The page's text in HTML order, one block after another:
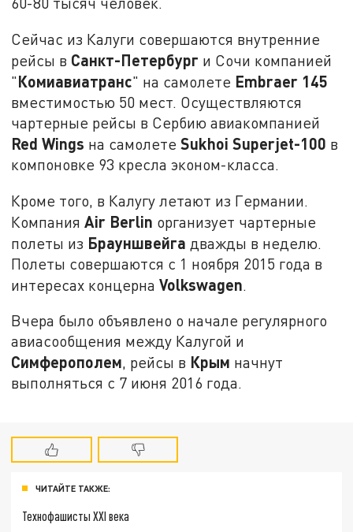
Сейчас из Калуги совершаются внутренние
рейсы в Санкт-Петербург и Сочи компанией
"Комиавиатранс" на самолете Embraer 145
вместимостью 50 мест. Осуществляются
чартерные рейсы в Сербию авиакомпанией
Red Wings на самолетеSukhoi Superjet-100 в
компоновке 93 кресла эконом-класса.
Кроме того, в Калугу летают из Германии.
Компания Air Berlin организует чартерные
полеты из Брауншвейга дважды в неделю.
Полеты совершаются с 1 ноября 2015 года в
интересах концернаVolkswagen
Вчера было объявлено о начале регулярного
авиасообщения между Калугой и
Симферополем, рейсы в Крым начнут
выполняться с 7 июня 2016 года.
ЧИТАЙТЕ ТАКЖЕ:
Технофашисты XXI века